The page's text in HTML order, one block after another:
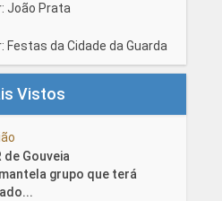
João Prata
Festas da Cidade da Guarda
Vistos
de Gouveia
grupo que terá